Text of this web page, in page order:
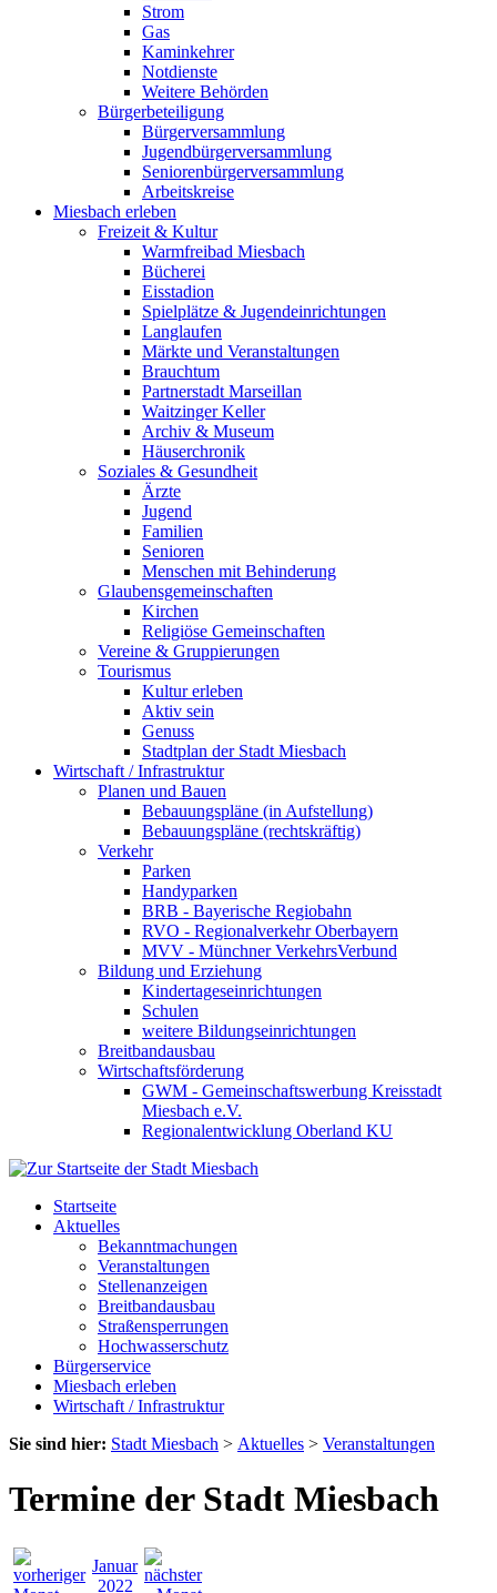
Strom
Gas
Kaminkehrer
Notdienste
Weitere Behörden
Bürgerbeteiligung
Bürgerversammlung
Jugendbürgerversammlung
Seniorenbürgerversammlung
Arbeitskreise
Miesbach erleben
Freizeit & Kultur
Warmfreibad Miesbach
Bücherei
Eisstadion
Spielplätze & Jugendeinrichtungen
Langlaufen
Märkte und Veranstaltungen
Brauchtum
Partnerstadt Marseillan
Waitzinger Keller
Archiv & Museum
Häuserchronik
Soziales & Gesundheit
Ärzte
Jugend
Familien
Senioren
Menschen mit Behinderung
Glaubensgemeinschaften
Kirchen
Religiöse Gemeinschaften
Vereine & Gruppierungen
Tourismus
Kultur erleben
Aktiv sein
Genuss
Stadtplan der Stadt Miesbach
Wirtschaft / Infrastruktur
Planen und Bauen
Bebauungspläne (in Aufstellung)
Bebauungspläne (rechtskräftig)
Verkehr
Parken
Handyparken
BRB - Bayerische Regiobahn
RVO - Regionalverkehr Oberbayern
MVV - Münchner VerkehrsVerbund
Bildung und Erziehung
Kindertageseinrichtungen
Schulen
weitere Bildungseinrichtungen
Breitbandausbau
Wirtschaftsförderung
GWM - Gemeinschaftswerbung Kreisstadt
Miesbach e.V.
Regionalentwicklung Oberland KU
Startseite
Aktuelles
Bekanntmachungen
Veranstaltungen
Stellenanzeigen
Breitbandausbau
Straßensperrungen
Hochwasserschutz
Bürgerservice
Miesbach erleben
Wirtschaft / Infrastruktur
Sie sind hier: Stadt Miesbach > Aktuelles > Veranstaltungen
Termine der Stadt Miesbach
Januar
2022